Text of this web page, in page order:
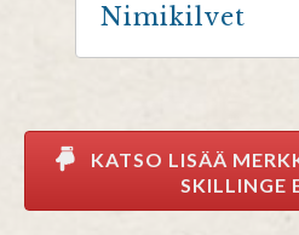
Nimikilvet
KATSO LISÄÄ
SKILLINGE